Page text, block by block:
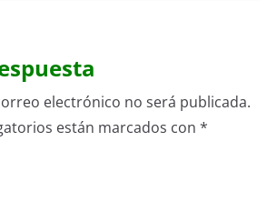
electrónico no será publicada.
están marcados con *